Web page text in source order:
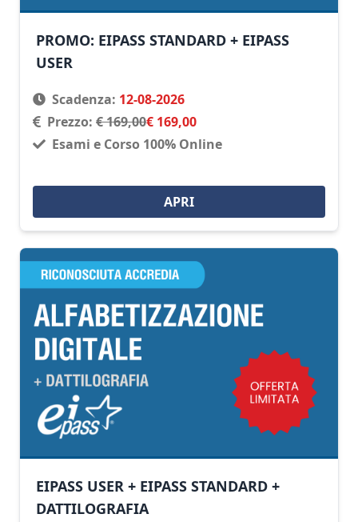
PROMO: EIPASS STANDARD + EIPASS
USER
Scadenza: 12-08-2026
Prezzo: € 169,00€ 169,00
Esami e Corso 100% Online
APRI
EIPASS USER + EIPASS STANDARD +
DATTILOGRAFIA